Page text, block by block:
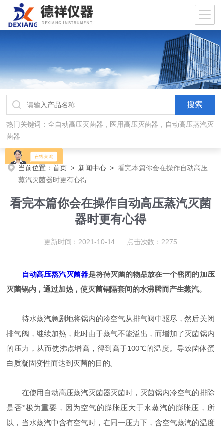
热门关键词：全自动高压灭菌器，医用高压灭菌器，自动高压蒸汽灭
菌器
当前位置：首页 > 新闻中心 >看完本篇你会在操作自动高压
蒸汽灭菌器时更有心得
看完本篇你会在操作自动高压蒸汽灭菌
器时更有心得
更新时间：2021-10-14 点击次数：2275
自动高压蒸汽灭菌器是将待灭菌的物品放在一个密闭的加压
灭菌锅内，通过加热，使灭菌锅隔套间的水沸腾而产生蒸汽。
待水蒸汽急剧地将锅内的冷空气从排气阀中驱尽，然后关闭
排气阀，继续加热，此时由于蒸气不能溢出，而增加了灭菌锅内
的压力，从而使沸点增高，得到高于100℃的温度。导致菌体蛋
白质凝固变性而达到灭菌的目的。
在使用自动高压蒸汽灭菌器灭菌时，灭菌锅内冷空气的排除
是否*极为重要，因为空气的膨胀压大于水蒸汽的膨胀压，所
以，当水蒸汽中含有空气时，在同一压力下，含空气蒸汽的温度